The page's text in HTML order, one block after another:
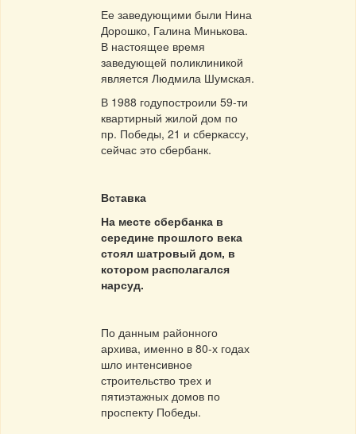
Ее заведующими были Нина
Дорошко, Галина Минькова.
В настоящее время
заведующей поликлиникой
является Людмила Шумская.
В 1988 годупостроили 59-ти
квартирный жилой дом по
пр. Победы, 21 и сберкассу,
сейчас это сбербанк.
Вставка
На месте сбербанка в
середине прошлого века
стоял шатровый дом, в
котором располагался
нарсуд.
По данным районного
архива, именно в 80-х годах
шло интенсивное
строительство трех и
пятиэтажных домов по
проспекту Побе­ды.